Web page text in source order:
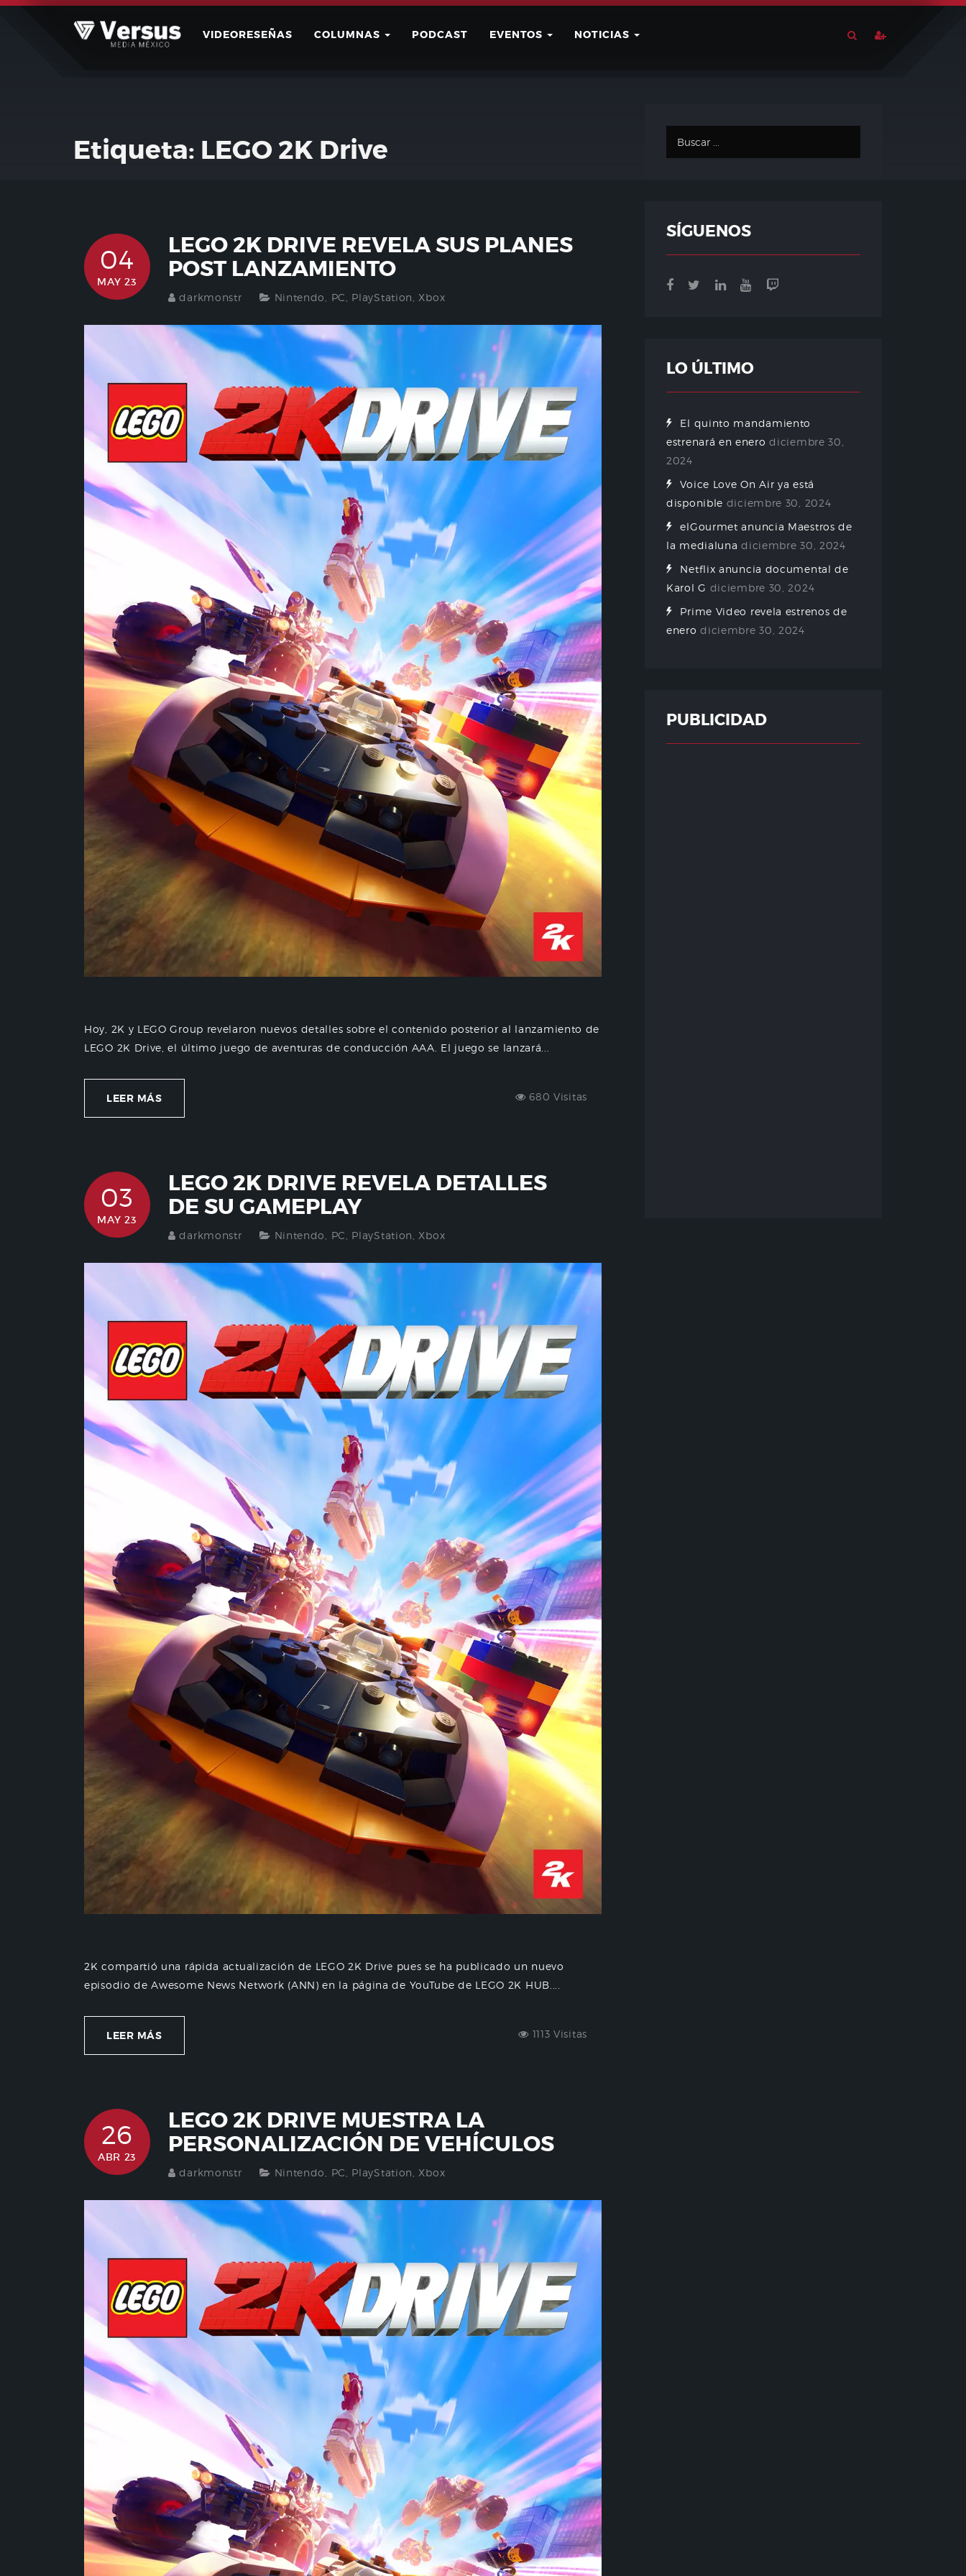
Skip
VIDEORESEÑAS COLUMNAS PODCAST EVENTOS NOTICIAS
Etiqueta: LEGO 2K Drive
04
MAY 23
LEGO 2K DRIVE REVELA SUS PLANES
POST LANZAMIENTO
darkmonstr Nintendo PC PlayStation Xbox
Hoy, 2K y LEGO Group revelaron nuevos detalles sobre el contenido posterior al lanzamiento de
LEGO 2K Drive, el último juego de aventuras de conducción AAA. El juego se lanzará...
LEER MÁS 680 Visitas
03
MAY 23
LEGO 2K DRIVE REVELA DETALLES
DE SU GAMEPLAY
darkmonstr Nintendo PC PlayStation Xbox
2K compartió una rápida actualización de LEGO 2K Drive pues se ha publicado un nuevo
episodio de Awesome News Network (ANN) en la página de YouTube de LEGO 2K HUB....
LEER MÁS 1113 Visitas
26
ABR 23
LEGO 2K DRIVE MUESTRA LA
PERSONALIZACIÓN DE VEHÍCULOS
darkmonstr Nintendo PC PlayStation Xbox
SÍGUENOS
LO ÚLTIMO
El quinto mandamiento
estrenará en enero diciembre 30,
2024
Voice Love On Air ya está
disponible diciembre 30, 2024
elGourmet anuncia Maestros de
la medialuna diciembre 30, 2024
Netflix anuncia documental de
Karol G diciembre 30, 2024
Prime Video revela estrenos de
enero diciembre 30, 2024
PUBLICIDAD